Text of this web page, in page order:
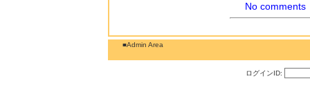
No comments
■Admin Area
ログインID: